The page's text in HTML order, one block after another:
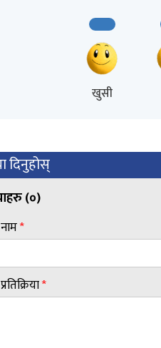
खुसी
दिनुहोस्
(०)
*
*